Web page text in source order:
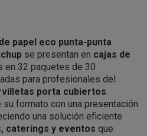
papel eco punta-punta
se presentan en cajas de
en 32 paquetes de 30
para profesionales del
porta cubiertos
formato con una presentación
una solución eficiente
caterings y eventos que